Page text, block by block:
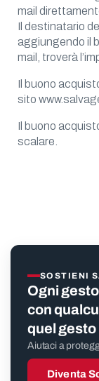
mail
Il destinatario
aggiungendo il
mail, troverà
Il buono
sito
Il buono
scalare.
SOSTIENI
Ogni
con
quel
Aiutaci a
Diventa